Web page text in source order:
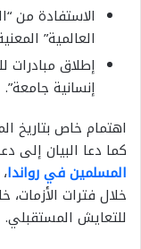
الاستفادة من
العالمية”
إطلاق مبادرات
إنسانية جامعة”.
اهتمام خاص بتاريخ
كما دعا البيان إلى
المسلمين في رواندا
خلال فترات الأزمات،
للتعايش المستقبلي.